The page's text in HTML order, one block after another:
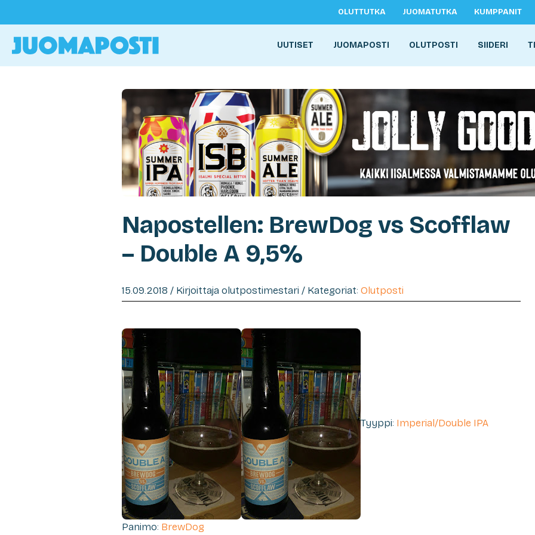
OLUTTUTKA JUOMATUTKA KUMPPANIT
UUTISET JUOMAPOSTI OLUTPOSTI SIIDERI
Napostellen: BrewDog vs Scofflaw
– Double A 9,5%
15.09.2018 / Kirjoittaja olutpostimestari / Kategoriat: Olutposti
Tyyppi: Imperial/Double IPA
Panimo: BrewDog